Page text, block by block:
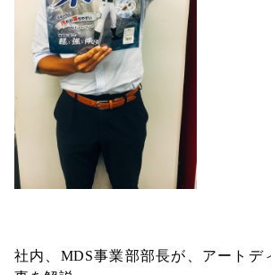
社内、MDS事業部部長が、アートデ